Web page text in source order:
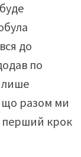
до
по
лише
що разом ми
перший крок